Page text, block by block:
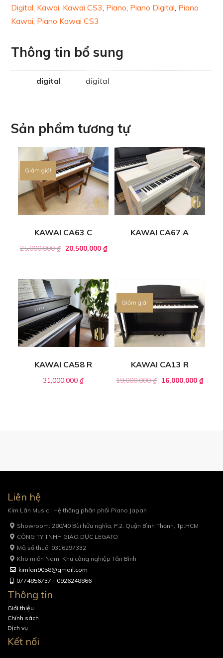
Digital, Kawai, Kawai CS3, Piano, Piano Digital, Piano
Kawai, Piano Kawai CS3
Thông tin bổ sung
digital digital
Sản phẩm tương tự
Giảm giá!
KAWAI CA63 C
25,000,000₫ 20,500,000 ₫
KAWAI CA67 A
KAWAI CA58 R
31,000,000₫
Giảm giá!
KAWAI CA13 R
19,000,000₫ 16,000,000₫
Liên hệ
Kim Lân Music | Hệ thống phân phối Piano Japan
Showroom: 280/40 Bùi hữu nghĩa, P.2, Quận Bình Thạnh, Tp.HCM
CÔNG TY TNHH GIÁO DỤC LEGATO
Mã số thuế: 0316297332
Kho miền Nam: Khu công nghiệp Tân Bình
kimlan9058@gmail.com
0774856737 - 0926248866
Thông tin
Giới thiệu
Chính sách
Dịch vụ
Kết nối